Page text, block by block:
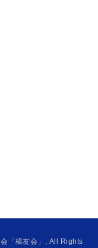
「樟友会」, All Rights